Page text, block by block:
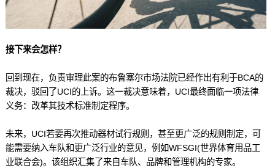
接下来会怎样？
回到现在，负责审理此案的布鲁塞尔市场法院已经作出有利于BCA的
裁决，驳回了UCI的上诉。这一裁决意味着，UCI最终面临一项法律
义务：改革其技术标准制定程序。
未来，UCI若要再次推动器材试行规则，甚至更广泛的规则制定，可
能需要纳入车队和更广泛行业的意见，例如WFSGI(世界体育用品工
业联合会)。该组织汇集了来自车队、品牌和管理机构的专家。